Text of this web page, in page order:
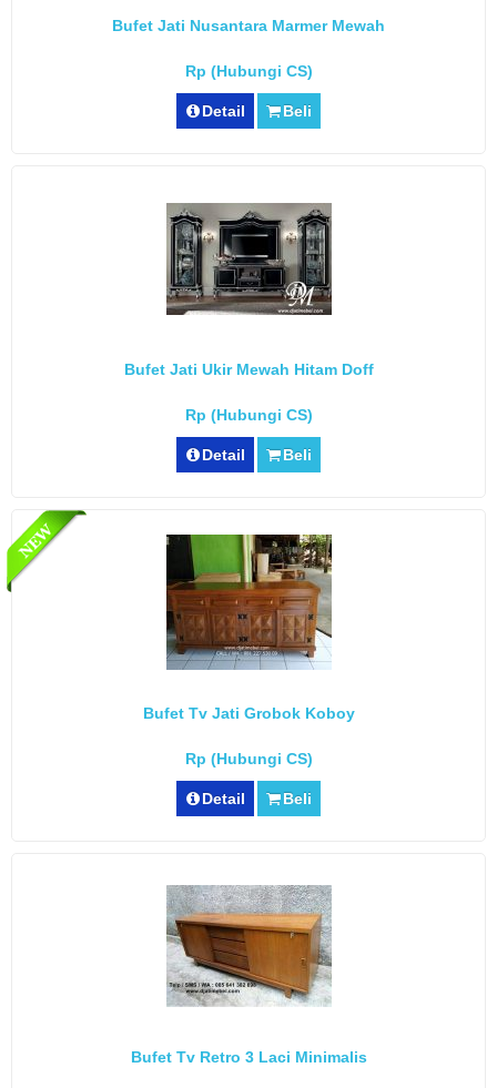
Bufet Jati Nusantara Marmer Mewah
Rp (Hubungi CS)
Detail Beli
Bufet Jati Ukir Mewah Hitam Doff
Rp (Hubungi CS)
Detail Beli
Bufet Tv Jati Grobok Koboy
Rp (Hubungi CS)
Detail Beli
Bufet Tv Retro 3 Laci Minimalis